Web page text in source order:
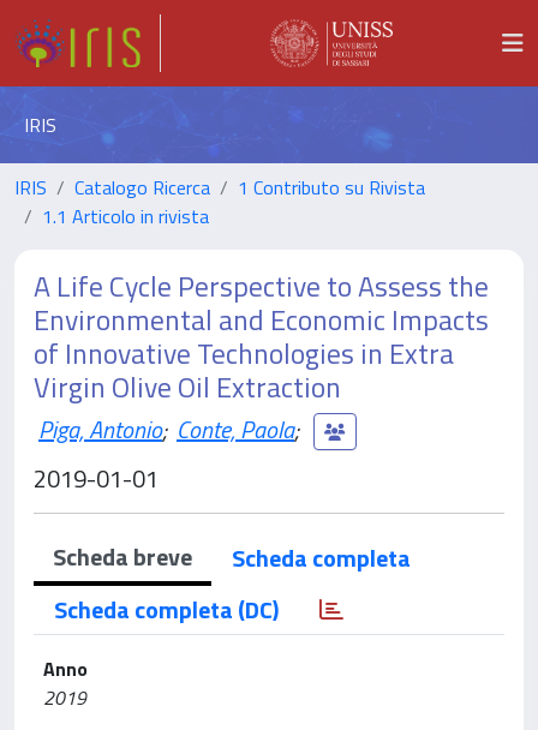
IRIS
IRIS Catalogo Ricerca
1 Contributo su Rivista
1.1 Articolo in rivista
A Life Cycle Perspective to Assess the
Environmental and Economic Impacts
of Innovative Technologies in Extra
Virgin Olive Oil Extraction
Piga, Antonio; Conte, Paola;
2019-01-01
Scheda breve
Scheda completa
Scheda completa (DC)
Anno
2019